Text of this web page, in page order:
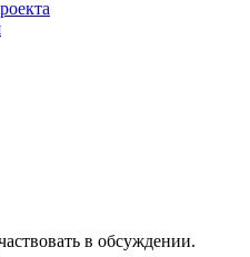
в обсуждении.